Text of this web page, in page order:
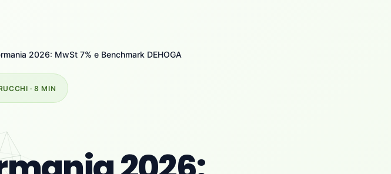
2026: MwSt 7% e Benchmark DEHOGA
· 8 MIN